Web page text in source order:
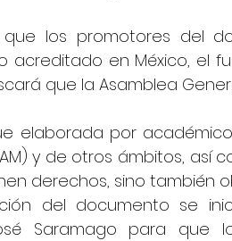
los promotores del
acreditado en México, el
que la Asamblea
elaborada por
y de otros ámbitos, así
derechos, sino también
del documento se
Saramago para que